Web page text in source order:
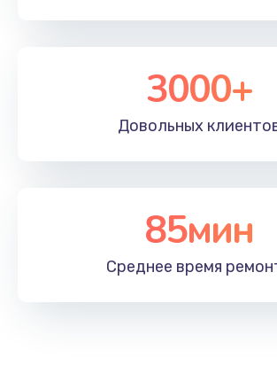
3000+
Довольных
85мин
Среднее время